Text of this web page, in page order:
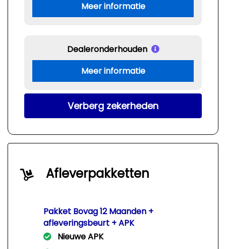
Meer informatie
Dealeronderhouden
Meer informatie
Verberg zekerheden
Afleverpakketten
Pakket Bovag 12 Maanden +
afleveringsbeurt + APK
Nieuwe APK